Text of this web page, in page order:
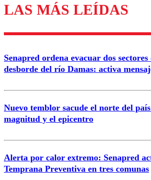
Los comentarios son moderados para
diálogo respetuoso.
Correo
LAS MÁS LEÍDAS
Senapred ordena evacuar dos
desborde del río Damas: activa
Nuevo temblor sacude el norte del
magnitud y el epicentro
Alerta por calor extremo: Senapred
Temprana Preventiva en tres comunas